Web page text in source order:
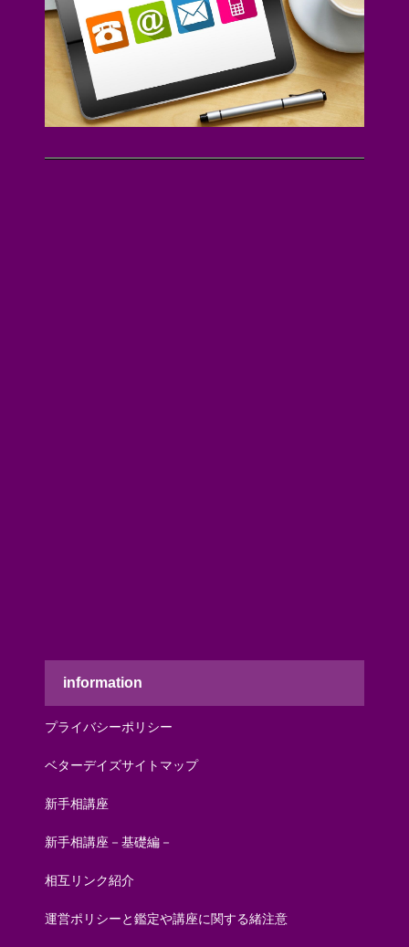
information
プライバシーポリシー
ベターデイズサイトマップ
新手相講座
新手相講座－基礎編－
相互リンク紹介
運営ポリシーと鑑定や講座に関する緒注意